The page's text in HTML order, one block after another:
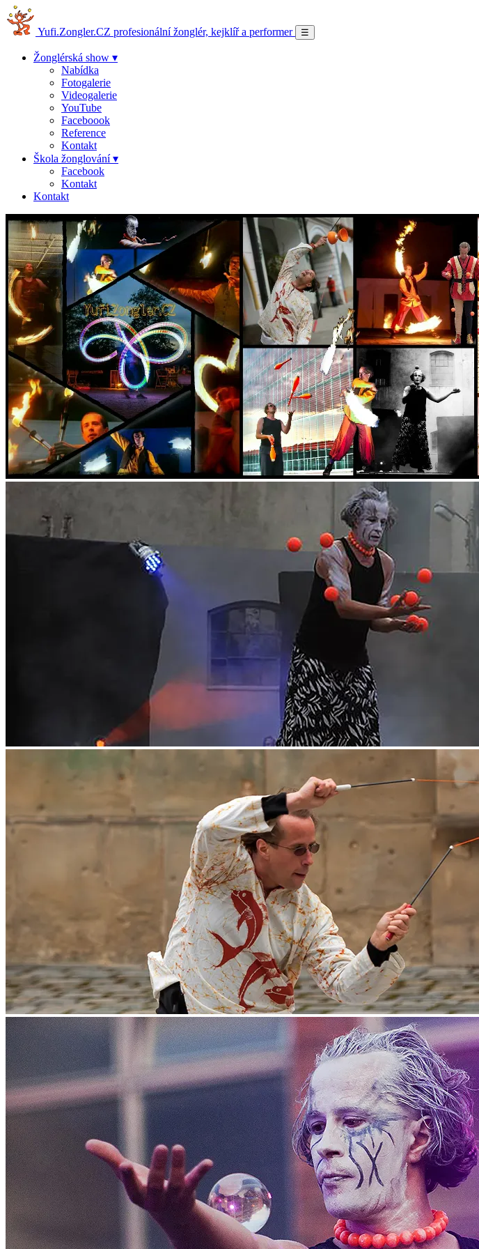
Yufi.Zongler.CZ profesionální žonglér, kejklíř a performer ☰
Žonglérská show ▾
Nabídka
Fotogalerie
Videogalerie
YouTube
Faceboook
Reference
Kontakt
Škola žonglování ▾
Facebook
Kontakt
Kontakt